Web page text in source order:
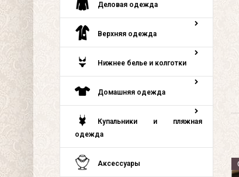
Деловая одежда
Верхняя одежда
Нижнее белье и колготки
Домашняя одежда
Купальники и пляжная
одежда
Аксессуары